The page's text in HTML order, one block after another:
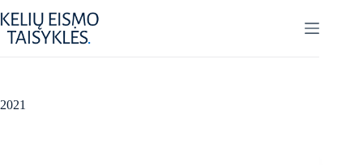
to
content
2021